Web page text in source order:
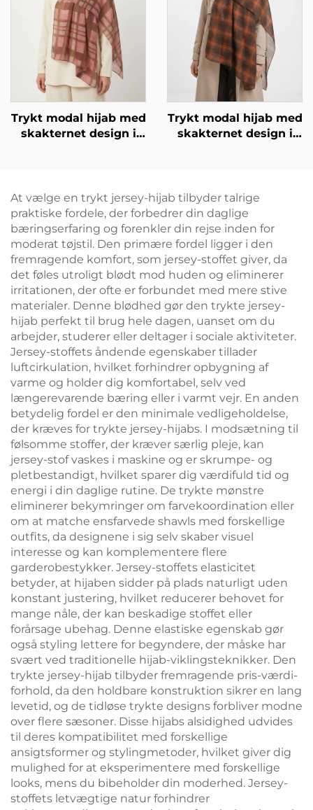
Trykt modal hijab med
skakternet design i
Trykt modal hijab med
skakternet design i
At vælge en trykt jersey-hijab tilbyder talrige
praktiske fordele, der forbedrer din daglige
bæringserfaring og forenkler din rejse inden for
moderat tøjstil. Den primære fordel ligger i den
fremragende komfort, som jersey-stoffet giver, da
det føles utroligt blødt mod huden og eliminerer
irritationen, der ofte er forbundet med mere stive
materialer. Denne blødhed gør den trykte jersey-
hijab perfekt til brug hele dagen, uanset om du
arbejder, studerer eller deltager i sociale aktiviteter.
Jersey-stoffets åndende egenskaber tillader
luftcirkulation, hvilket forhindrer opbygning af
varme og holder dig komfortabel, selv ved
længerevarende bæring eller i varmt vejr. En anden
betydelig fordel er den minimale vedligeholdelse,
der kræves for trykte jersey-hijabs. I modsætning til
følsomme stoffer, der kræver særlig pleje, kan
jersey-stof vaskes i maskine og er skrumpe- og
pletbestandigt, hvilket sparer dig værdifuld tid og
energi i din daglige rutine. De trykte mønstre
eliminerer bekymringer om farvekoordination eller
om at matche ensfarvede shawls med forskellige
outfits, da designene i sig selv skaber visuel
interesse og kan komplementere flere
garderobestykker. Jersey-stoffets elasticitet
betyder, at hijaben sidder på plads naturligt uden
konstant justering, hvilket reducerer behovet for
mange nåle, der kan beskadige stoffet eller
forårsage ubehag. Denne elastiske egenskab gør
også styling lettere for begyndere, der måske har
svært ved traditionelle hijab-viklingsteknikker. Den
trykte jersey-hijab tilbyder fremragende pris-værdi-
forhold, da den holdbare konstruktion sikrer en lang
levetid, og de tidløse trykte designs forbliver modne
over flere sæsoner. Disse hijabs alsidighed udvides
til deres kompatibilitet med forskellige
ansigtsformer og stylingmetoder, hvilket giver dig
mulighed for at eksperimentere med forskellige
looks, mens du bibeholder din moderhed. Jersey-
stoffets letvægtige natur forhindrer